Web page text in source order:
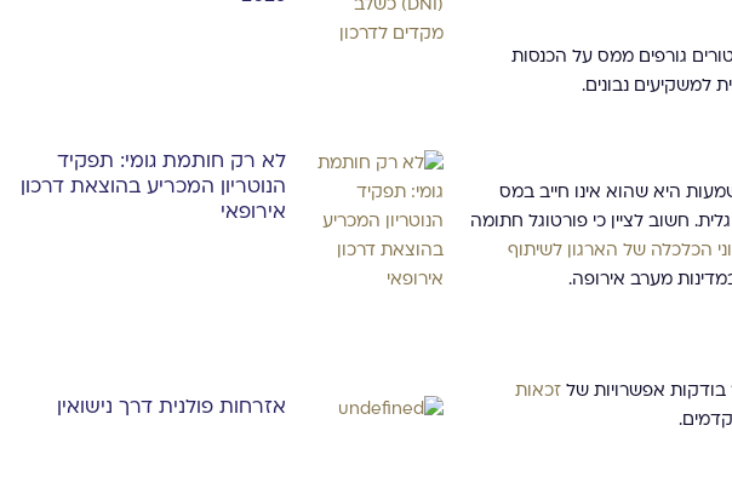
גורפים ממס על הכנסות
למשקיעים נבונים.
היא שהוא אינו חייב במס
חשוב לציין כי פורטוגל חתומה
הכלכלה של הארגון לשיתוף
מערב אירופה.
אפשרויות של זכאות
לא רק חותמת גומי: תפקיד
הנוטריון המכריע בהוצאת דרכון
אירופאי
אזרחות פולנית דרך נישואין